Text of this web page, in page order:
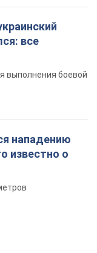
все
выполнения боевой
нападению
известно о